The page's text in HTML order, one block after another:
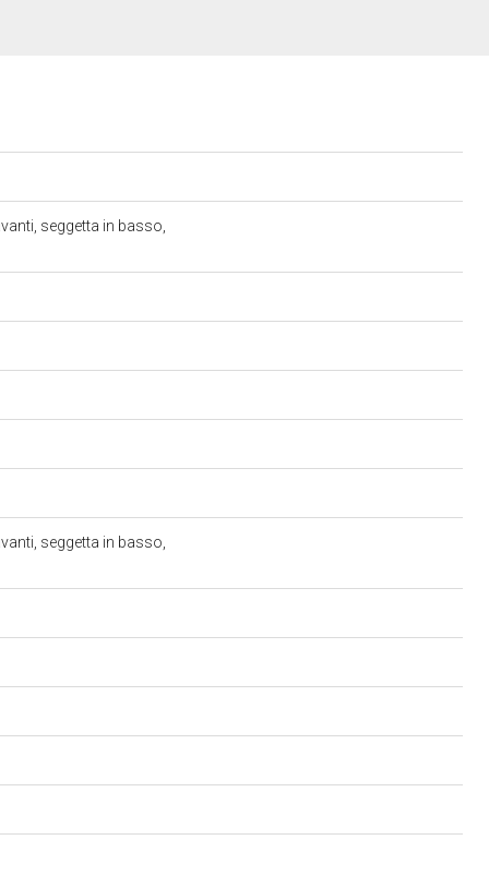
seggetta in basso,
seggetta in basso,